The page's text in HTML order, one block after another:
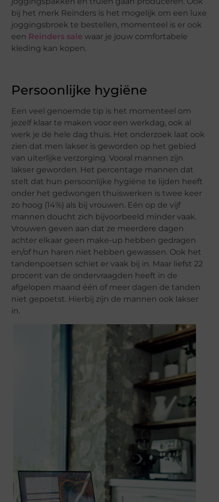
bij het merk Reinders is het mogelijk om een luxe
joggingsbroek te bestellen, momenteel is er ook
een Reinders sale waar je jouw comfortabele
kleding kan kopen.
Persoonlijke hygiëne
Een veel genoemde tip is het momenteel om
jezelf klaar te maken voor een werkdag, ook al
werk je de hele dag thuis. Het onderzoek laat ook
zien dat men lakser is geworden op het gebied
van uiterlijke verzorging. Vooral mannen zijn
lakser geworden. Het percentage mannen dat
stelt dat hun persoonlijke hygiëne te lijden heeft
onder het gedwongen thuiswerken is twee keer
zo hoog (14%) als bij vrouwen. Eén op de vijf
mannen doucht zich bijvoorbeeld minder vaak.
Vrouwen geven aan dat ze meerdere dagen
achter elkaar geen make-up hebben gedragen
en/of hun haren niet hebben gewassen. Ook het
tandenpoetsen schiet er vaak bij in. Maar liefst 22
procent van de ondervraagden heeft in de
afgelopen maand één of meer dagen de tanden
niet gepoetst. Hierbij zijn de mannen ook lakser
in.